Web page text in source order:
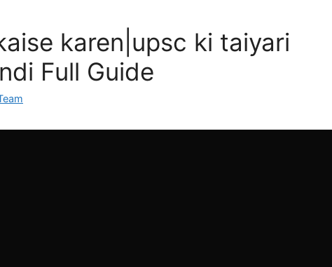
karen|upsc ki taiyari
Full Guide